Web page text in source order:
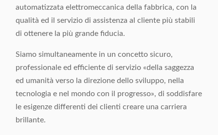
automatizzata elettromeccanica della fabbrica, con la
qualità ed il servizio di assistenza al cliente più stabili
di ottenere la più grande fiducia.
Siamo simultaneamente in un concetto sicuro,
professionale ed efficiente di servizio «della saggezza
ed umanità verso la direzione dello sviluppo, nella
tecnologia e nel mondo con il progresso», di soddisfare
le esigenze differenti dei clienti creare una carriera
brillante.